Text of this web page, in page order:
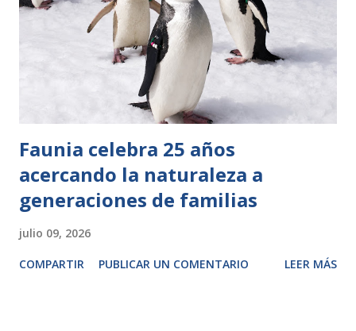
Faunia celebra 25 años
acercando la naturaleza a
generaciones de familias
julio 09, 2026
COMPARTIR PUBLICAR UN COMENTARIO LEER MÁS